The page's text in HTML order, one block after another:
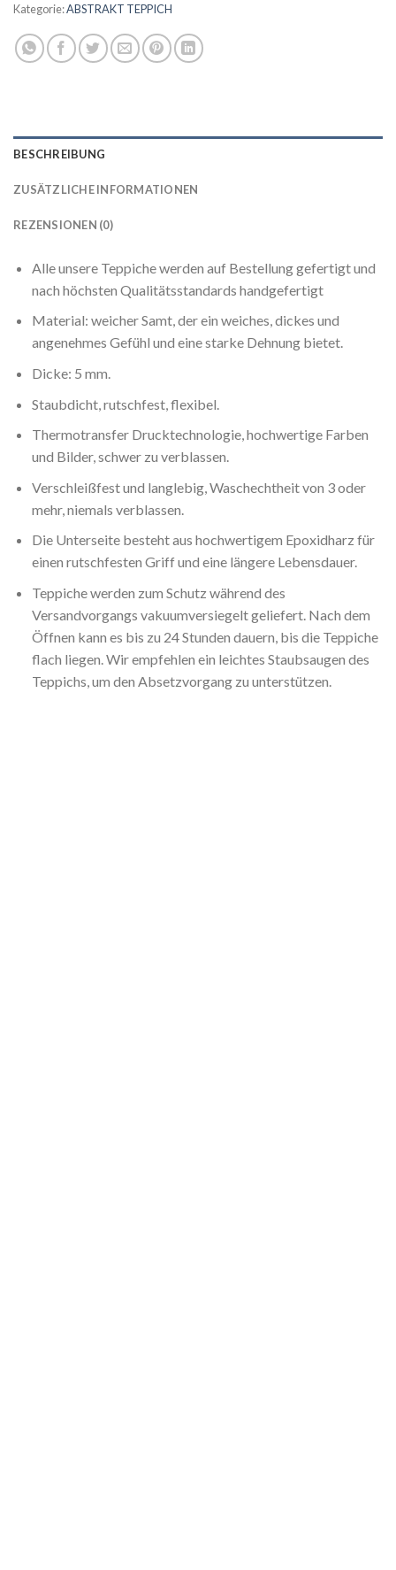
Kategorie:ABSTRAKT TEPPICH
BESCHREIBUNG
ZUSÄTZLICHE INFORMATIONEN
REZENSIONEN (0)
Alle unsere Teppiche werden auf Bestellung gefertigt und
nach höchsten Qualitätsstandards handgefertigt
Material: weicher Samt, der ein weiches, dickes und
angenehmes Gefühl und eine starke Dehnung bietet.
Dicke: 5 mm.
Staubdicht, rutschfest, flexibel.
Thermotransfer Drucktechnologie, hochwertige Farben
und Bilder, schwer zu verblassen.
Verschleißfest und langlebig, Waschechtheit von 3 oder
mehr, niemals verblassen.
Die Unterseite besteht aus hochwertigem Epoxidharz für
einen rutschfesten Griff und eine längere Lebensdauer.
Teppiche werden zum Schutz während des
Versandvorgangs vakuumversiegelt geliefert. Nach dem
Öffnen kann es bis zu 24 Stunden dauern, bis die Teppiche
flach liegen. Wir empfehlen ein leichtes Staubsaugen des
Teppichs, um den Absetzvorgang zu unterstützen.